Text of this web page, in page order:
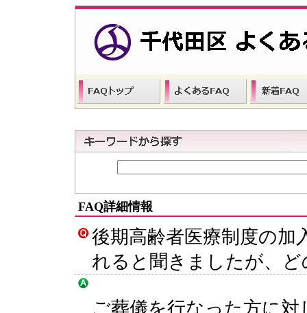
FAQ詳細情報
後期高齢者医療制度の加
れると聞きましたが、
ご葬儀を行なった方に